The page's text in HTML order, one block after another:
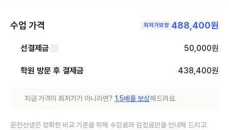
수업 가격 최저가보장 488,400원
선결제금 50,000원
학원 방문 후 결제금 438,400원
지금 가격이 최저가가 아니라면? 1.5배를 보상해드려요.
운전선생은 정확한 비교 기준을 위해 수강료와 검정료만을 안내해 드리고